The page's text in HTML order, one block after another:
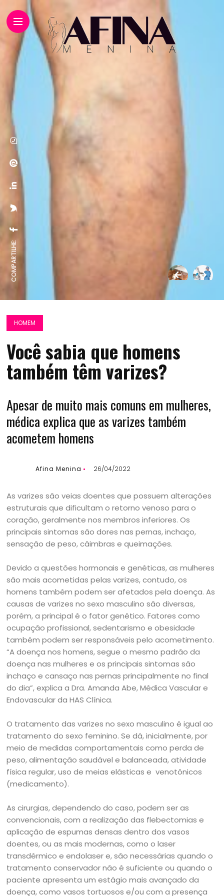
COMPARTILHE:
HOMEM
Você sabia que homens
também têm varizes?
Apesar de muito mais comuns em mulheres,
médica explica que as varizes também
acometem homens
Afina Menina 26/04/2022
As varizes são veias doentes que possuem alterações
estruturais que dificultam o retorno venoso para o
coração, geralmente nos membros inferiores. Os
principais sintomas são dores nas pernas, inchaço,
sensação de peso, câimbras e queimações.
Devido a questões hormonais e genéticas, as mulheres
são mais acometidas pelas varizes, contudo, os
homens também podem ser afetados pela doença. As
causas de varizes no sexo masculino são diversas,
porém, a principal é o fator genético. Fatores como
ocupação profissional, sedentarismo e obesidade
também podem ser responsáveis pelo acometimento.
“A doença nos homens, segue o mesmo padrão da
doença nas mulheres e os principais sintomas são
inchaço e cansaço nas pernas principalmente no final
do dia”, explica a Dra. Amanda Abe, Médica Vascular e
Endovascular da HAS Clínica.
O tratamento das varizes no sexo masculino é igual ao
tratamento do sexo feminino. Se dá, inicialmente, por
meio de medidas comportamentais como perda de
peso, alimentação saudável e balanceada, atividade
física regular, uso de meias elásticas e venotônicos
(medicamento).
As cirurgias, dependendo do caso, podem ser as
convencionais, com a realização das flebectomias e
aplicação de espumas densas dentro dos vasos
doentes, ou as mais modernas, como o laser
transdérmico e endolaser e, são necessárias quando o
tratamento conservador não é suficiente ou quando o
paciente apresenta um estágio mais avançado da
doença, como vasos tortuosos e/ou com a presença